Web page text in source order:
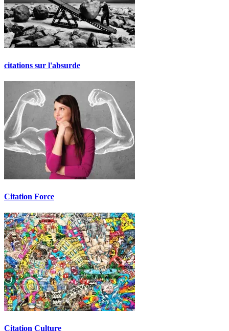
citations sur l'absurde
Citation Force
Citation Culture